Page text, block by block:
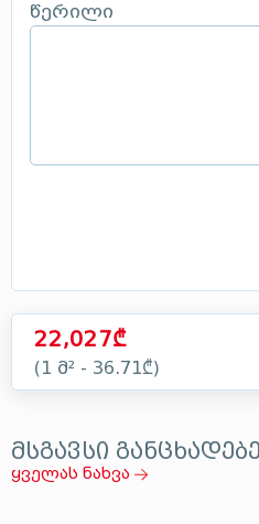
წერილი
22,027₾
(1 მ² - 36.71₾)
მსგავსი
ყველას ნახვა